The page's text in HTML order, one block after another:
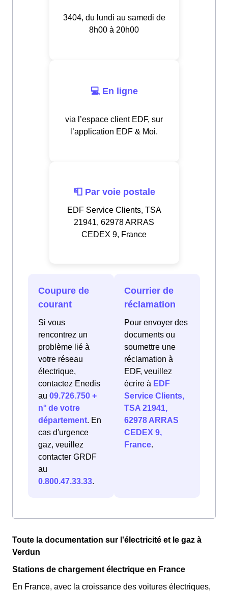
3404, du lundi au samedi de
8h00 à 20h00
💻 En ligne
via l’espace client EDF, sur
l’application EDF & Moi.
📮 Par voie postale
EDF Service Clients, TSA
21941, 62978 ARRAS
CEDEX 9, France
Coupure de
courant
Si vous
rencontrez un
problème lié à
votre réseau
électrique,
contactez Enedis
au 09.726.750 +
n° de votre
département. En
cas d'urgence
gaz, veuillez
contacter GRDF
au
0.800.47.33.33.
Courrier de
réclamation
Pour envoyer des
documents ou
soumettre une
réclamation à
EDF, veuillez
écrire à EDF
Service Clients,
TSA 21941,
62978 ARRAS
CEDEX 9,
France.
Toute la documentation sur l'électricité et le gaz à
Verdun
Stations de chargement électrique en France
En France, avec la croissance des voitures électriques,